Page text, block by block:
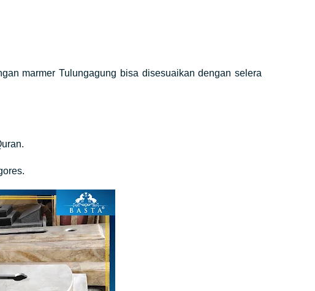
marmer Tulungagung bisa disesuaikan dengan selera